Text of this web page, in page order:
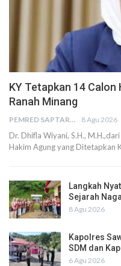
KY Tetapkan 14 Calon
Ranah Minang
PEMRED SAPTARIUS 8 Agu 2026
Dr. Dhifla Wiyani, S.H.,
Hakim Agung yang Ditetapkan
Langkah
Sejarah
8 Agu 2026
Kapolres
SDM dan
6 Agu 2026